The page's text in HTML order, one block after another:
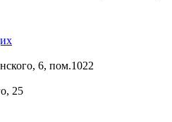
6, пом.1022
25